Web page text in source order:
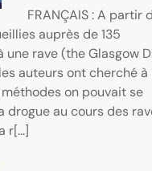
FRANÇAIS : A partir
auprès de 135
rave (the Glasgow
auteurs ont cherché à
on pouvait se
drogue au cours des
r[...]